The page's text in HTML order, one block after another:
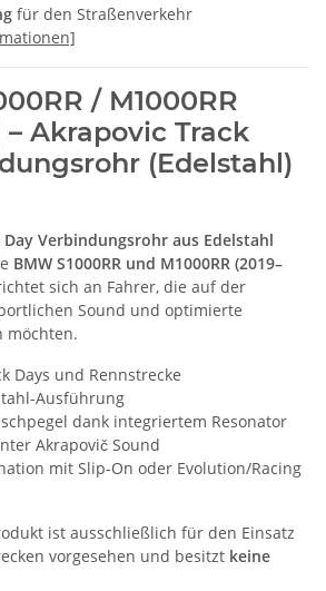
für den Straßenverkehr
/ M1000RR
– Akrapovic Track
(Edelstahl)
Verbindungsrohr aus Edelstahl
BMW S1000RR und M1000RR (2019–
sich an Fahrer, die auf der
Sound und optimierte
möchten.
Days und Rennstrecke
Ausführung
dank integriertem Resonator
Akrapovič Sound
mit Slip-On oder Evolution/Racing
ist ausschließlich für den Einsatz
vorgesehen und besitzt keine